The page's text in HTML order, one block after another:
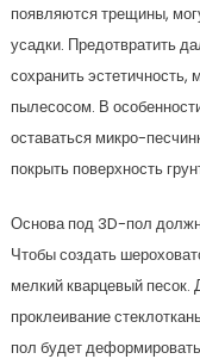
появляются трещины,
усадки. Предотвратить
сохранить
пылесосом. В
оставаться микро-
покрыть поверхность
Основа под 3D-пол
Чтобы создать
мелкий кварцевый песок.
проклеивание
пол будет